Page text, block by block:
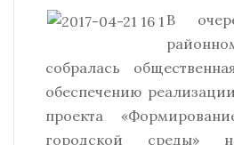
В
собралась
обеспечению
проекта
городской среды»